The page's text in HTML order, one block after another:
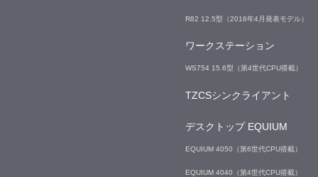
R82 12.5型（2016年4月発表モデル）
ワークステーション
WS754 15.6型（第4世代CPU搭載）
TZCSシンクライアント
デスクトップ EQUIUM
EQUIUM 4050（第6世代CPU搭載）
EQUIUM 4040（第4世代CPU搭載）